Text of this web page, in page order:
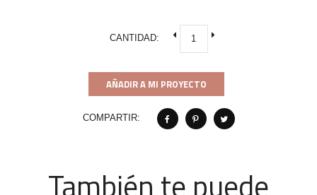
CANTIDAD:
AÑADIR A MI PROYECTO
COMPARTIR:
También te puede